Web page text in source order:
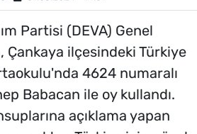
Partisi (DEVA) Genel
Çankaya ilçesindeki Türkiye
4624 numaralı
Babacan ile oy kullandı.
açıklama yapan